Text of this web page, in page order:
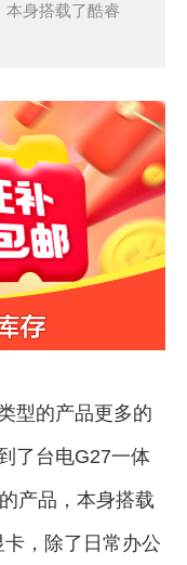
本身搭载了酷睿
型的产品更多的
了台电G27一体
产品，本身搭载
，除了日常办公